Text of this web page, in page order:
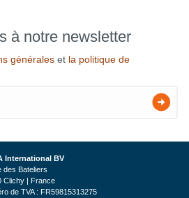
à notre newsletter
générales et la politique de
International BV
des Bateliers
Clichy | France
de TVA : FR59815313275